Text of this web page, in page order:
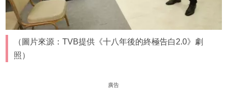
（圖片來源：TVB提供《十八年後的終極告白2.0》劇
照）
廣告